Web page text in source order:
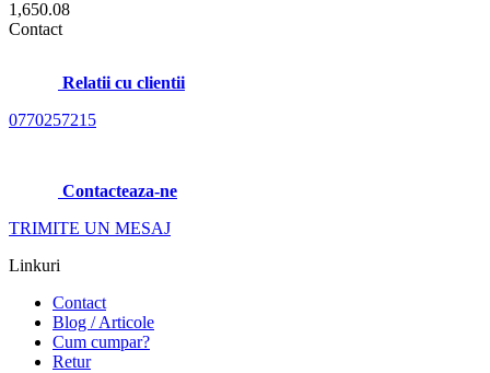
1,650.08
Contact
Relatii cu clientii
0770257215
Contacteaza-ne
TRIMITE UN MESAJ
Linkuri
Contact
Blog / Articole
Cum cumpar?
Retur